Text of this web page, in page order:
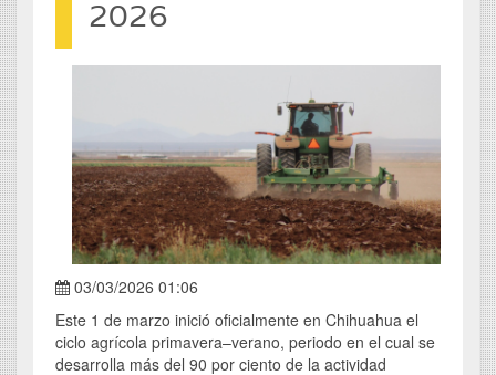
2026
03/03/2026 01:06
Este 1 de marzo inició oficialmente en Chihuahua el
ciclo agrícola primavera–verano, periodo en el cual se
desarrolla más del 90 por ciento de la actividad